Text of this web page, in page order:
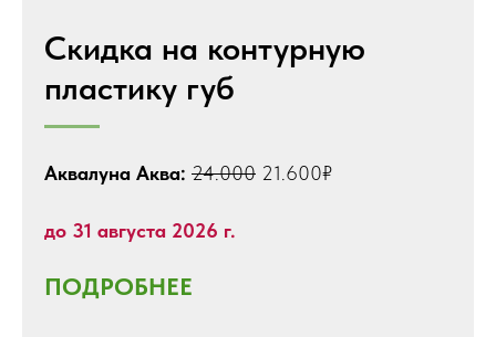
Скидка на контурную
пластику губ
Аквалуна Аква: 24.000 21.600₽
до 31 августа 2026 г.
ПОДРОБНЕЕ